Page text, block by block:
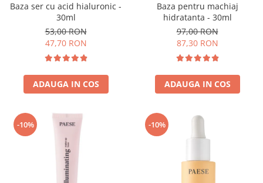
Baza ser cu acid hialuronic -
30ml
53,00 RON
47,70 RON
ADAUGA IN COS
Baza pentru machiaj
hidratanta - 30ml
97,00 RON
87,30 RON
ADAUGA IN COS
-10% -10%